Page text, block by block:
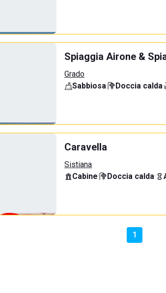
Spiaggia Airone &
Grado
Sabbiosa· Doccia calda·
Caravella
Sistiana
Cabine· Doccia calda·
1